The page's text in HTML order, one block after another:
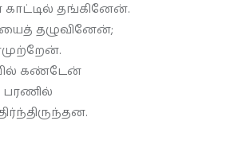
தங்கினேன்.
தழுவினேன்;
கண்டேன்
பரணில்